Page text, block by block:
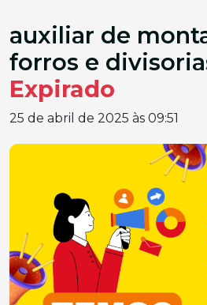
auxiliar de
forros e
Expirado
25 de abril de 2025 às 09:51